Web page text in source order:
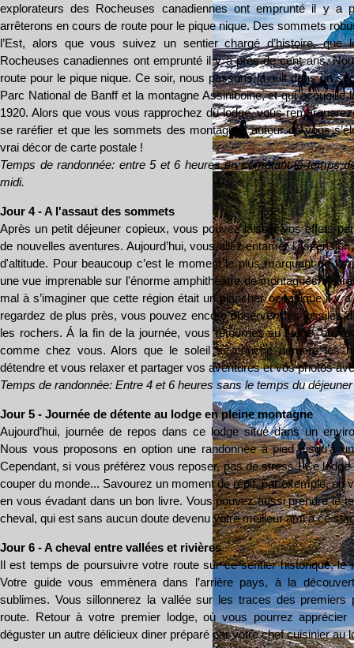
explorateurs des Rocheuses canadiennes ont emprunté il y a
arrêterons en cours de route pour le pique nique. Des sommets
l’Est, alors que vous suivez un sentier chargé d’histoire, que
Rocheuses canadiennes ont emprunté il y a près de cent ans.
route pour le pique nique. Ce soir, nous passons la nuit dans un
Parc National de Banff et la montagne Assiniboine, et qui accueille
1920. Alors que vous vous rapprochez du lodge, vous
se raréfier et que les sommets des montagnes autour de vous
vrai décor de carte postale !
Temps de randonnée: entre 5 et 6 heures en comptant le temps
midi.
Jour 4 - A l'assaut des sommets
Après un petit déjeuner copieux, vous pouvez laisser vos effets
de nouvelles aventures. Aujourd’hui, vous allez entamer
d'altitude. Pour beaucoup c’est le moment le plus marquant de la
une vue imprenable sur l'énorme amphithéâtre de montagnes
mal à s’imaginer que cette région était un plancher océanique il y
regardez de plus près, vous pouvez encore observer des fossiles
les rochers. Á la fin de la journée, vous retournez au lodge, où
comme chez vous. Alors que le soleil se couche derrière les
détendre et vous relaxer et partager vos aventures et vos photos
Temps de randonnée: Entre 4 et 6 heures sans le temps du déjeuner
Jour 5 - Journée de détente au lodge en pleine montagne
Aujourd’hui, journée de repos dans ce lodge situé dans un
Nous vous proposons en option une randonnée à pied jusqu’à
Cependant, si vous préférez vous reposer, pas de stress ! Ce
couper du monde... Savourez un moment de répit, par exemple, en
en vous évadant dans un bon livre. Vous pouvez aussi prendre le
cheval, qui est sans aucun doute devenu votre meilleur ami à ce
Jour 6 - A cheval entre vallées et rivières
Il est temps de poursuivre votre route sur ce sentier historique, le
Votre guide vous emmènera dans l’arrière pays, à la
sublimes. Vous sillonnerez la vallée sur les traces des premiers
route. Retour à votre premier lodge, où vous pourrez
déguster un autre délicieux diner préparé par votre chef cuisinier au